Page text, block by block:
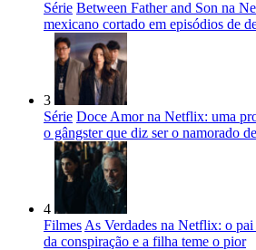
Série Between Father and Son na
mexicano cortado em episódios de
3
Série Doce Amor na Netflix: uma
o gângster que diz ser o namorado
4
Filmes As Verdades na Netflix: o pai
da conspiração e a filha teme o pior